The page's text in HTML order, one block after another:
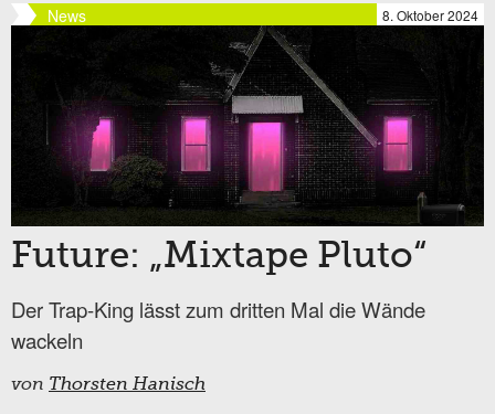
News 8. Oktober 2024
Future: „Mixtape Pluto“
Der Trap-King lässt zum dritten Mal die Wände
wackeln
von Thorsten Hanisch